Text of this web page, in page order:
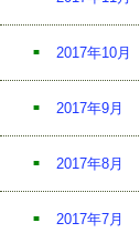
2017年10月
2017年9月
2017年8月
2017年7月